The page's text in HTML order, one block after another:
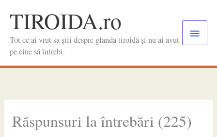
contentTIROIDA.ro
Tot ce ai vrut sa știi despre glanda tiroidă și nu ai avut
pe cine să întrebi.
Main
Răspunsuri la întrebări (225)